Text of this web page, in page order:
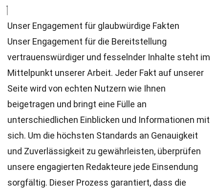
Unser Engagement für glaubwürdige Fakten
Unser Engagement für die Bereitstellung
vertrauenswürdiger und fesselnder Inhalte steht im
Mittelpunkt unserer Arbeit. Jeder Fakt auf unserer
Seite wird von echten Nutzern wie Ihnen
beigetragen und bringt eine Fülle an
unterschiedlichen Einblicken und Informationen mit
sich. Um die höchsten Standards an Genauigkeit
und Zuverlässigkeit zu gewährleisten, überprüfen
unsere engagierten Redakteure jede Einsendung
sorgfältig. Dieser Prozess garantiert, dass die